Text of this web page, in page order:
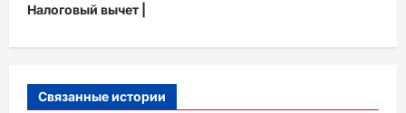
г
а
Налоговый вычет |
Связанные истории